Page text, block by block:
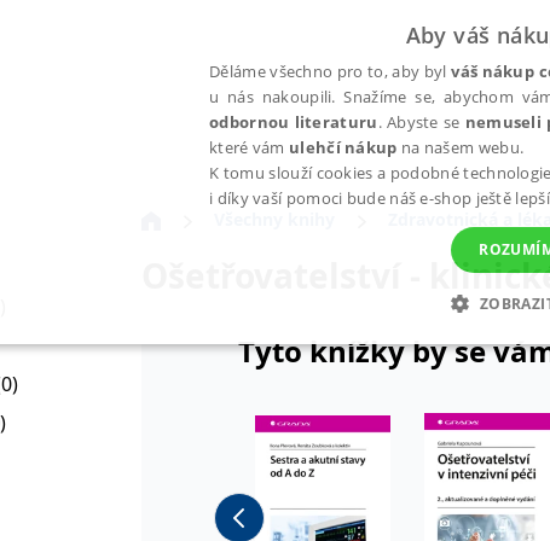
Ošetřovatelství -
Tyto knížky by se
Aby váš
Děláme všechno pro to, aby bylváš nákup
u nás nakoupili. Snažíme se, abychom
odbornou literaturu. Abyste se nemuseli
které vám ulehčí nákup na našem webu.
K tomu slouží cookies a podobné
i díky vaší pomoci bude náš e-shop ještě
NEZBYTNÉ ANALYTICKÉ
Nezbytné Analytické
soubory cookie umožňují základní funkce webových stránek, jako je přihlášení